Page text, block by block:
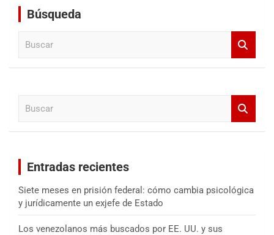
Búsqueda
Entradas recientes
Siete meses en prisión federal: cómo cambia psicológica
y jurídicamente un exjefe de Estado
Los venezolanos más buscados por EE. UU. y sus